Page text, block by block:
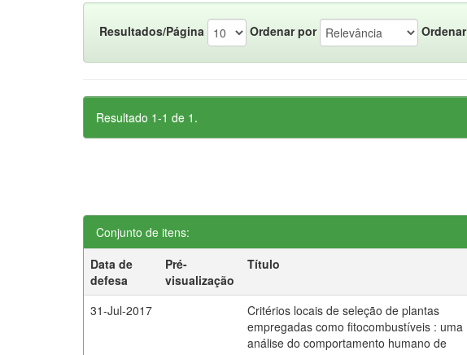
Resultados/Página Ordenar por Ordenar
Resultado 1-1 de 1.
Conjunto de itens:
Data de
defesa
Pré-
visualização
Título
31-Jul-2017
Critérios locais de seleção de plantas
empregadas como fitocombustíveis : uma
análise do comportamento humano de